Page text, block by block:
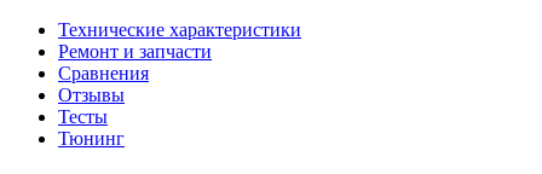
Технические характеристики
Ремонт и запчасти
Сравнения
Отзывы
Тесты
Тюнинг